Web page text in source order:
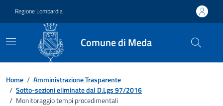
Regione Lombardia
Comune di Meda
Home / Amministrazione Trasparente
/ Sotto-sezioni eliminate dal D.Lgs 97/2016
/ Monitoraggio tempi procedimentali